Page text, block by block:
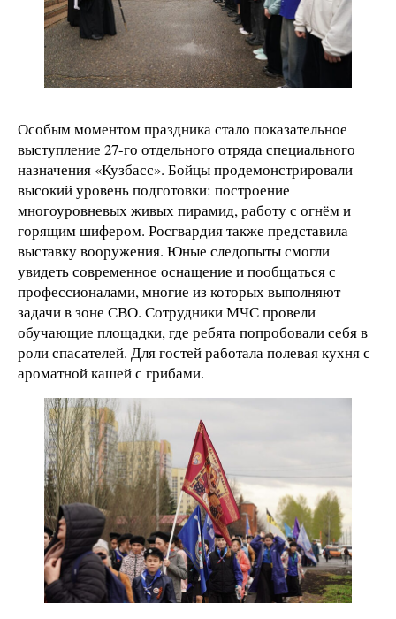
Особым моментом праздника стало показательное
выступление 27-го отдельного отряда специального
назначения «Кузбасс». Бойцы продемонстрировали
высокий уровень подготовки: построение
многоуровневых живых пирамид, работу с огнём и
горящим шифером. Росгвардия также представила
выставку вооружения. Юные следопыты смогли
увидеть современное оснащение и пообщаться с
профессионалами, многие из которых выполняют
задачи в зоне СВО. Сотрудники МЧС провели
обучающие площадки, где ребята попробовали себя в
роли спасателей. Для гостей работала полевая кухня с
ароматной кашей с грибами.